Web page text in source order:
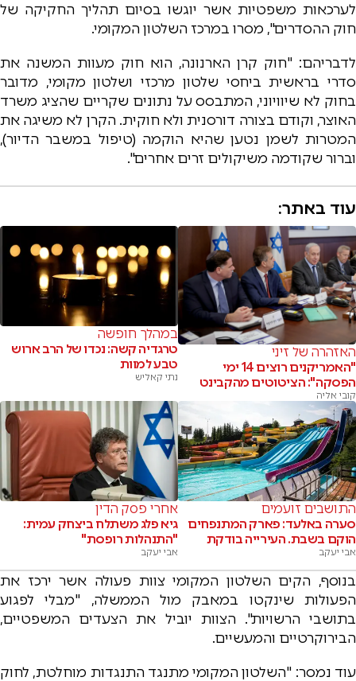
לערכאות משפטיות אשר יוגשו בסיום תהליך החקיקה של
חוק ההסדרים", מסרו במרכז השלטון המקומי.
לדבריהם: "חוק קרן הארנונה, הוא חוק מעוות המשנה את
סדרי בראשית ביחסי שלטון מרכזי ושלטון מקומי, מדובר
בחוק לא שיוויוני, המתבסס על נתונים שקריים שהציג משרד
האוצר, וקודם בצורה דורסנית ולא חוקית. הקרן לא משיגה את
המטרות לשמן נטען שהיא הוקמה (טיפול במשבר הדיור),
וברור שקודמה משיקולים זרים אחרים".
עוד באתר:
האזהרה של זיני
"האמריקנים רוצים 14 ימי
הפסקה": הציטוטים מהקבינט
קובי אליה
במהלך חופשה
טרגדיה קשה: נכדו של הרב ארוש
טבע למוות
נתי קאליש
התושבים זועמים
סערה באלעד: פארק המתנפחים
הוקם בשבת. העירייה בודקת
אבי יעקב
אחרי פסק הדין
גיא פלג משתלח ביצחק עמית:
"התנהלות רופסת"
אבי יעקב
בנוסף, הקים השלטון המקומי צוות פעולה אשר ירכז את
הפעולות שינקטו במאבק מול הממשלה, "מבלי לפגוע
בתושבי הרשויות". הצוות יוביל את הצעדים המשפטיים,
הבירוקרטיים והמעשיים.
עוד נמסר: "השלטון המקומי מתנגד התנגדות מוחלטת, לחוק